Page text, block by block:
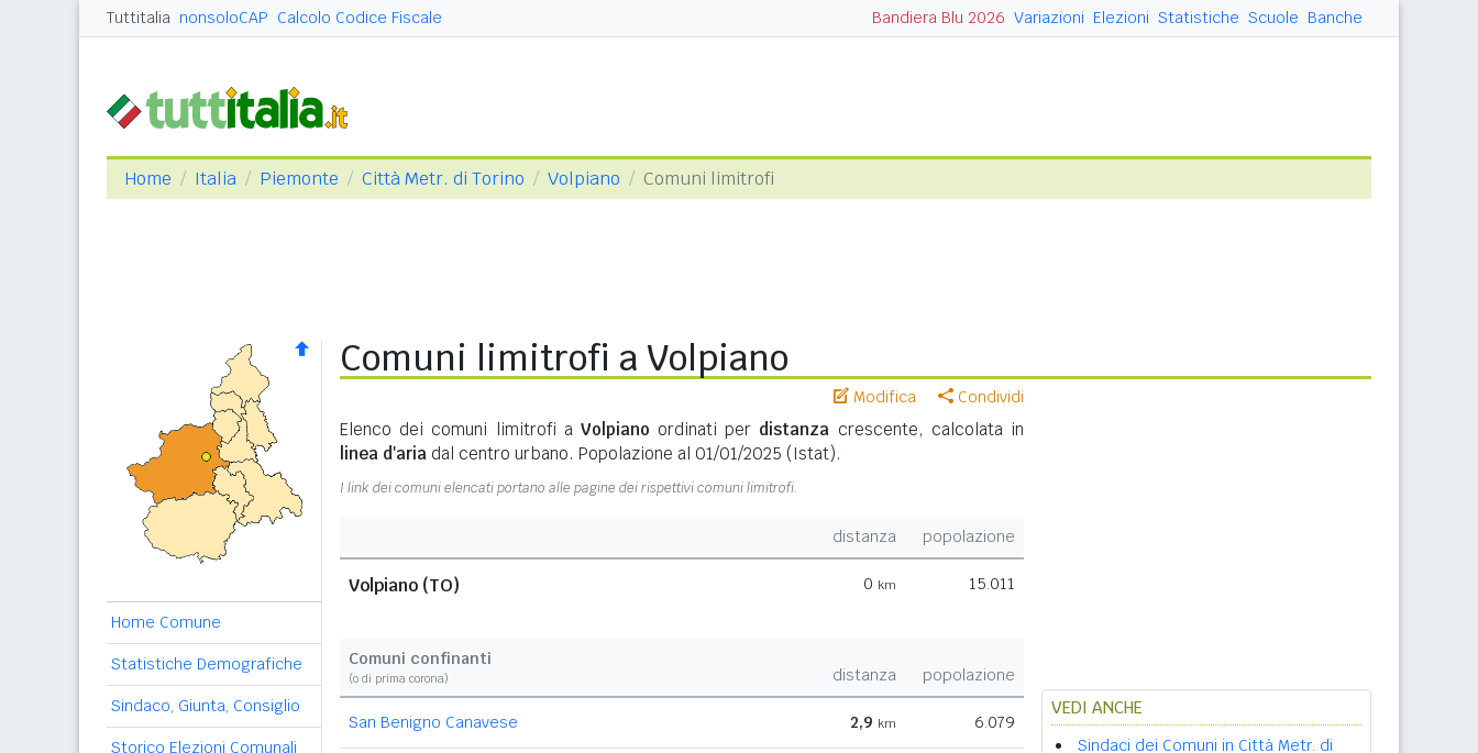
Tuttitalia nonsoloCAP Calcolo Codice Fiscale Bandiera Blu 2026 Variazioni Elezioni Statistiche Scuole Banche
Home Italia Piemonte Città Metr. di Torino Volpiano Comuni limitrofi
Home Comune
Statistiche Demografiche
Sindaco, Giunta, Consiglio
Storico Elezioni Comunali
Comuni limitrofi a Volpiano
Modifica Condividi
Elenco dei comuni limitrofi a Volpiano ordinati per distanza crescente, calcolata in
linea d'aria dal centro urbano. Popolazione al 01/01/2025 (Istat).
I link dei comuni elencati portano alle pagine dei rispettivi comuni limitrofi.
distanza popolazione
Volpiano (TO) 0 km 15.011
Comuni confinanti
(o di prima corona) distanza popolazione
San Benigno Canavese 2,9 km 6.079
VEDI ANCHE
Sindaci dei Comuni in Città Metr. di